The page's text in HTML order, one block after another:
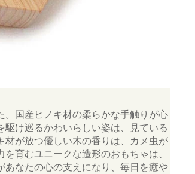
国産ヒノキ材の柔らかな手触りが心
け巡るかわいらしい姿は、見ている
が放つ優しい木の香りは、カメ虫が
育むユニークな造形のおもちゃは、
なたの心の支えになり、毎日を癒や